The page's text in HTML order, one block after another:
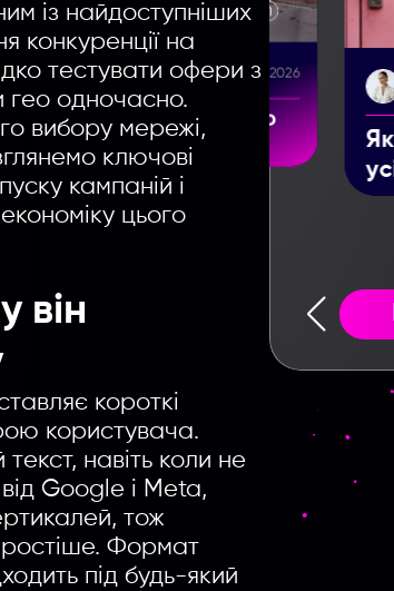
із найдоступніших
конкуренції на
тестувати офери з
гео одночасно.
вибору мережі,
ключові
кампаній і
цього
він
короткі
користувача.
навіть коли не
Google і Meta,
тож
Формат
під будь-який
Yelyzaveta Zorenko 28.07.2026
Як скачати відео з TikTok:
усі способи у 2026 році